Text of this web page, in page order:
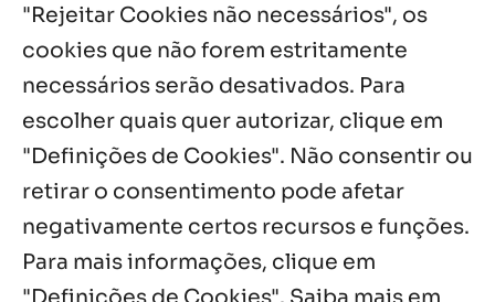
"Rejeitar Cookies não necessários", os
cookies que não forem estritamente
necessários serão desativados. Para
escolher quais quer autorizar, clique em
"Definições de Cookies". Não consentir ou
retirar o consentimento pode afetar
negativamente certos recursos e funções.
Para mais informações, clique em
Notícias por Categoria
Próximos Eventos